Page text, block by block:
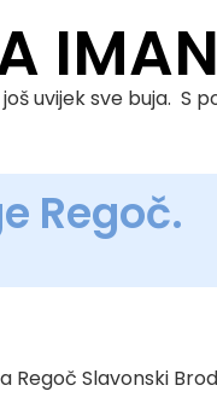
uvijek sve buja. S
Regoč.
Slavonski